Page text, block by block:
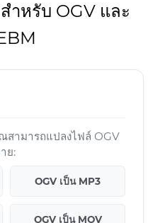
ำหรับ OGV และ
ามารถแปลงไฟล์ OGV
ย:
OGV เป็น MP3
OGV เป็น MOV